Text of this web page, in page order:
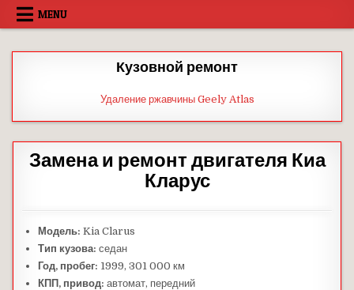
Skip
MENU
Кузовной ремонт
Удаление ржавчины Geely Atlas
Замена и ремонт двигателя Киа
Кларус
Модель:Kia Clarus
Тип кузова: седан
Год, пробег: 1999, 301 000 км
КПП, привод: автомат, передний